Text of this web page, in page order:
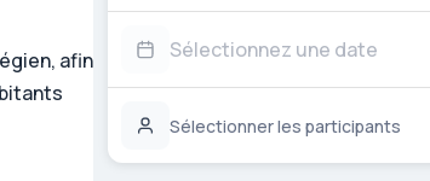
afin
Sélectionnez une date
Sélectionner les participants